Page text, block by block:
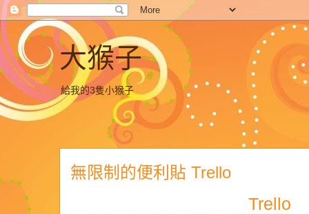
大猴子
給我的3隻小猴子
無限制的便利貼 Trello
Trello